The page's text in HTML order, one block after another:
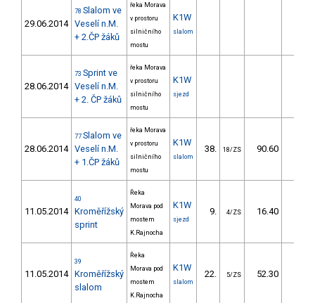
29.06.2014
78 Slalom ve
Veselí n.M.
+ 2.ČP žáků
řeka Morava
v prostoru
silničního
mostu
K1W
slalom
28.06.2014
73 Sprint ve
Veselí n.M.
+ 2. ČP žáků
řeka Morava
v prostoru
silničního
mostu
K1W
sjezd
28.06.2014
77 Slalom ve
Veselí n.M.
+ 1.ČP žáků
řeka Morava
v prostoru
silničního
mostu
K1W
slalom
38. 18/ZS 90.60
11.05.2014
40
Kroměřížský
sprint
Řeka
Morava pod
mostem
K.Rajnocha
K1W
sjezd
9. 4/ZS 16.40
11.05.2014
39
Kroměřížský
slalom
Řeka
Morava pod
mostem
K.Rajnocha
K1W
slalom
22. 5/ZS 52.30